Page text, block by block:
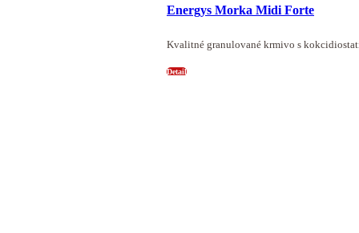
Energys Morka Midi Forte
Kvalitné granulované krmivo s
Detail